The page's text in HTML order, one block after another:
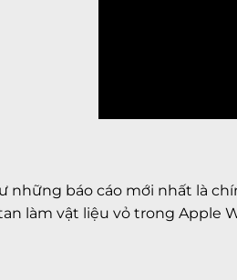
những báo cáo mới nhất là
làm vật liệu vỏ trong Apple